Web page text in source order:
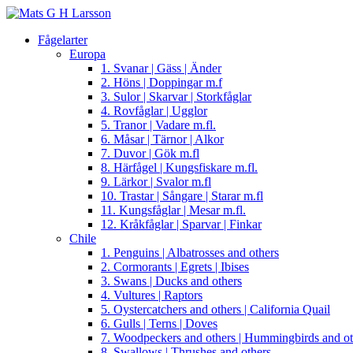
Fågelarter
Europa
1. Svanar | Gäss | Änder
2. Höns | Doppingar m.f
3. Sulor | Skarvar | Storkfåglar
4. Rovfåglar | Ugglor
5. Tranor | Vadare m.fl.
6. Måsar | Tärnor | Alkor
7. Duvor | Gök m.fl
8. Härfågel | Kungsfiskare m.fl.
9. Lärkor | Svalor m.fl
10. Trastar | Sångare | Starar m.fl
11. Kungsfåglar | Mesar m.fl.
12. Kråkfåglar | Sparvar | Finkar
Chile
1. Penguins | Albatrosses and others
2. Cormorants | Egrets | Ibises
3. Swans | Ducks and others
4. Vultures | Raptors
5. Oystercatchers and others | California Quail
6. Gulls | Terns | Doves
7. Woodpeckers and others | Hummingbirds and